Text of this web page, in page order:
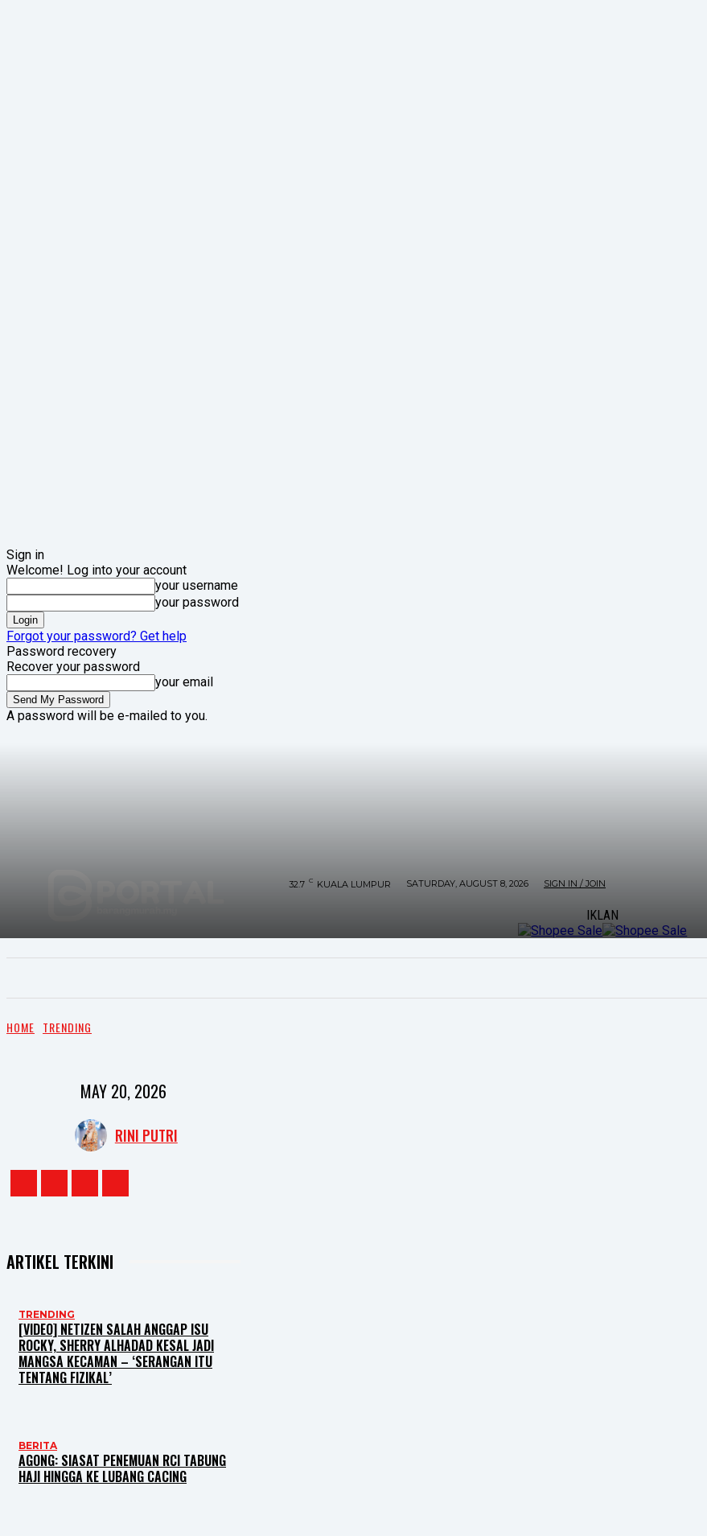
Sign in
Welcome! Log into your account
your username
your password
Forgot your password? Get help
Password recovery
Recover your password
your email
A password will be e-mailed to you.
32.7 C KUALA LUMPUR SATURDAY, AUGUST 8, 2026 SIGN IN / JOIN
IKLAN
HOME TRENDING
MAY 20, 2026
RINI PUTRI
ARTIKEL TERKINI
TRENDING
[VIDEO] NETIZEN SALAH ANGGAP ISU
ROCKY, SHERRY ALHADAD KESAL JADI
MANGSA KECAMAN – ‘SERANGAN ITU
TENTANG FIZIKAL’
BERITA
AGONG: SIASAT PENEMUAN RCI TABUNG
HAJI HINGGA KE LUBANG CACING